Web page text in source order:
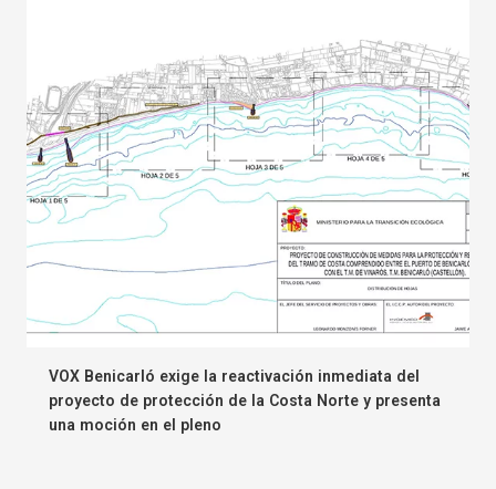
VOX Benicarló exige la reactivación inmediata del
proyecto de protección de la Costa Norte y presenta
una moción en el pleno